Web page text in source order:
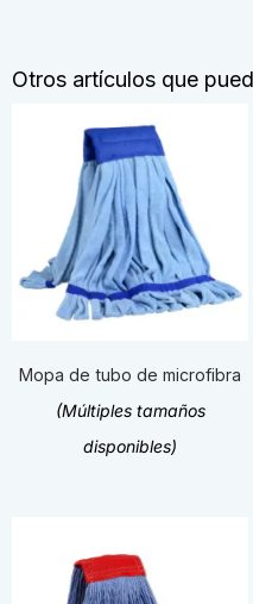
Otros artículos que
Mopa de tubo de microfibra
(Múltiples tamaños
disponibles)